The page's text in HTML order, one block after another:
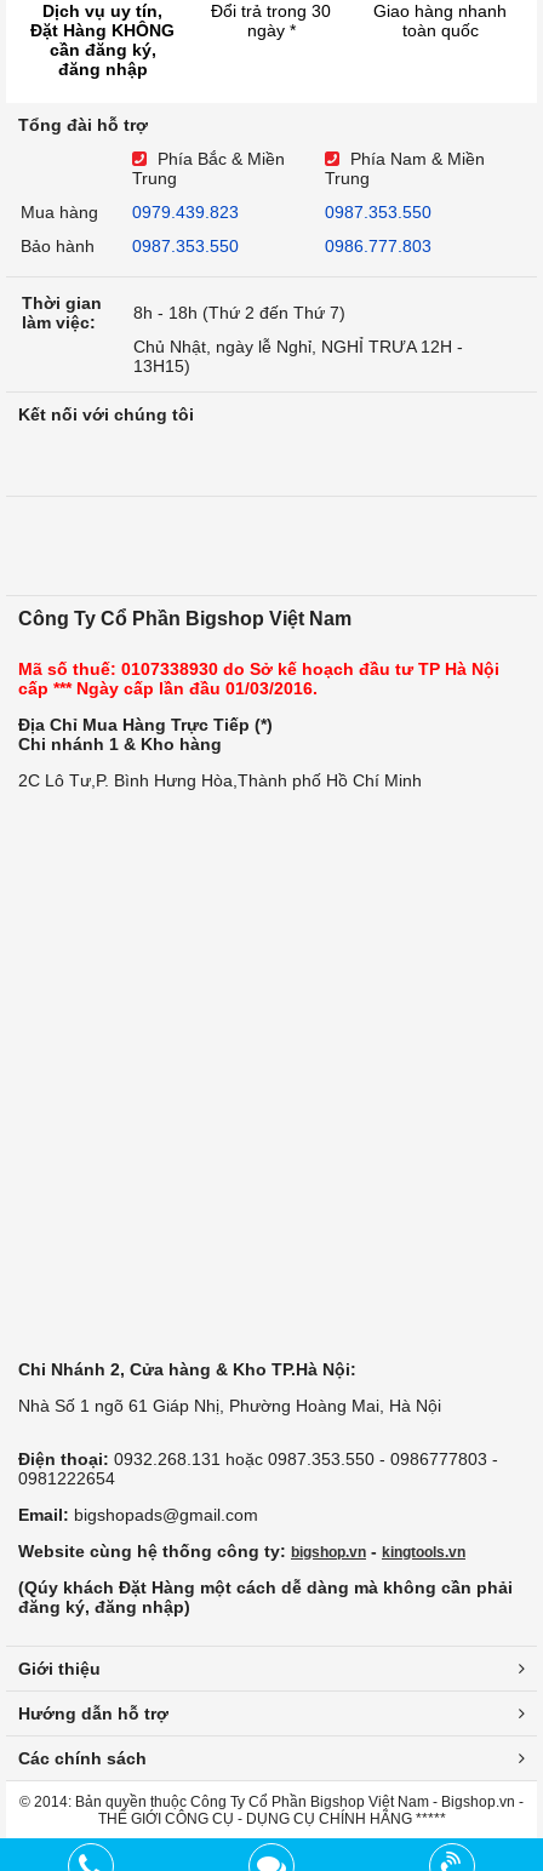
Dịch vụ uy tín,
Đặt Hàng KHÔNG
cần đăng ký,
đăng nhập
Đổi trả trong 30
ngày *
Giao hàng nhanh
toàn quốc
Tổng đài hỗ trợ
Phía Bắc & Miền
Trung
Phía Nam & Miền
Trung
Mua hàng
0979.439.823
0987.353.550
Bảo hành
0987.353.550 0986.777.803
Thời gian
làm việc:
8h - 18h (Thứ 2 đến Thứ 7)
Chủ Nhật, ngày lễ Nghỉ, NGHỈ TRƯA 12H -
13H15)
Kết nối với chúng tôi
Công Ty Cổ Phần Bigshop Việt Nam
Mã số thuế: 0107338930 do Sở kế hoạch đầu tư TP Hà Nội
cấp *** Ngày cấp lần đầu 01/03/2016.
Địa Chỉ Mua Hàng Trực Tiếp (*)
Chi nhánh 1 & Kho hàng
2C Lô Tư,P. Bình Hưng Hòa,Thành phố Hồ Chí Minh
Chi Nhánh 2, Cửa hàng & Kho TP.Hà Nội:
Nhà Số 1 ngõ 61 Giáp Nhị, Phường Hoàng Mai, Hà Nội
Điện thoại: 0932.268.131 hoặc 0987.353.550 - 0986777803 -
0981222654
Email: bigshopads@gmail.com
Website cùng hệ thống công ty: bigshop.vn - kingtools.vn
(Qúy khách Đặt Hàng một cách dễ dàng mà không cần phải
đăng ký, đăng nhập)
Giới thiệu
Hướng dẫn hỗ trợ
Các chính sách
© 2014: Bản quyền thuộc Công Ty Cổ Phần Bigshop Việt Nam - Bigshop.vn -
THẾ GIỚI CÔNG CỤ - DỤNG CỤ CHÍNH HÃNG *****